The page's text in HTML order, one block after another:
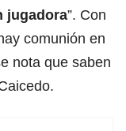
jugadora”. Con
comunión en
nota que saben